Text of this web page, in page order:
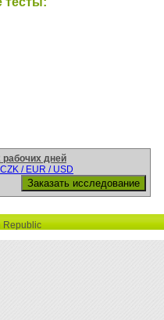
дней
CZK / EUR / USD
Republic